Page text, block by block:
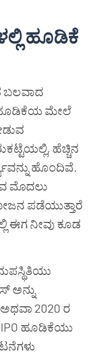
ಹೂಡಿಕೆ
ಬಲವಾದ
ಹೂಡಿಕೆಯ ಮೇಲೆ
ಹೆಚ್ಚಿನ
ಹೊಂದಿವೆ.
ಮೊದಲು
ಪಡೆಯುತ್ತಾರೆ
ಈಗ ನೀವು ಕೂಡ
ಅನ್ನು
2020 ರ
ಹೂಡಿಕೆಯು